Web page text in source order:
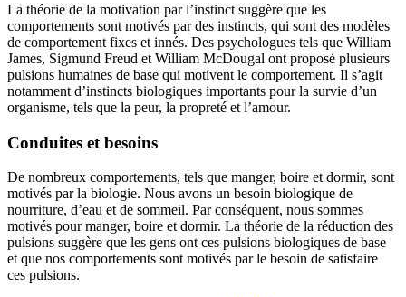
La théorie de la motivation par l’instinct suggère que les
comportements sont motivés par des instincts, qui sont des modèles
de comportement fixes et innés. Des psychologues tels que William
James, Sigmund Freud et William McDougal ont proposé plusieurs
pulsions humaines de base qui motivent le comportement. Il s’agit
notamment d’instincts biologiques importants pour la survie d’un
organisme, tels que la peur, la propreté et l’amour.
Conduites et besoins
De nombreux comportements, tels que manger, boire et dormir, sont
motivés par la biologie. Nous avons un besoin biologique de
nourriture, d’eau et de sommeil. Par conséquent, nous sommes
motivés pour manger, boire et dormir. La théorie de la réduction des
pulsions suggère que les gens ont ces pulsions biologiques de base
et que nos comportements sont motivés par le besoin de satisfaire
ces pulsions.